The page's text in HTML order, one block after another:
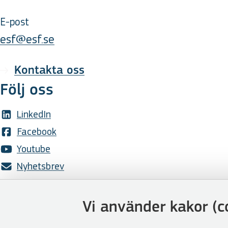
Vi använder kakor
E-post
esf@esf.se
Kontakta oss
Följ oss
LinkedIn
Facebook
Youtube
Nyhetsbrev